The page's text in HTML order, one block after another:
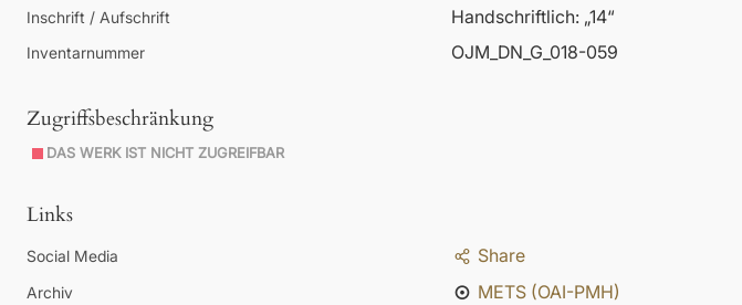
Inschrift / Aufschrift Handschriftlich: „14“
Inventarnummer OJM_DN_G_018-059
Zugriffsbeschränkung
DAS WERK IST NICHT ZUGREIFBAR
Links
Social Media Share
Archiv METS (OAI-PMH)